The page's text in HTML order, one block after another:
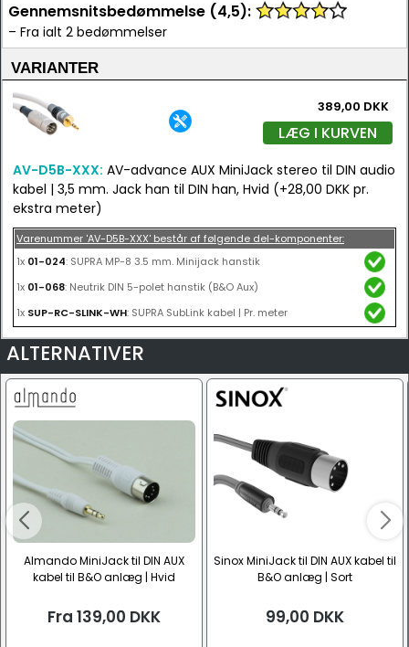
Gennemsnitsbedømmelse (4,5):
– Fra ialt 2 bedømmelser
VARIANTER
389,00 DKK
LÆG I KURVEN
AV-D5B-XXX: AV-advance AUX MiniJack stereo til DIN audio
kabel | 3,5 mm. Jack han til DIN han, Hvid (+28,00 DKK pr.
ekstra meter)
Varenummer 'AV-D5B-XXX' består af følgende del-komponenter:
1x 01-024: SUPRA MP-8 3.5 mm. Minijack hanstik
1x 01-068: Neutrik DIN 5-polet hanstik (B&O Aux)
1x SUP-RC-SLINK-WH: SUPRA SubLink kabel | Pr. meter
ALTERNATIVER
Almando MiniJack til DIN AUX
kabel til B&O anlæg | Hvid
Fra 139,00 DKK
Sinox MiniJack til DIN AUX kabel til
B&O anlæg | Sort
99,00 DKK